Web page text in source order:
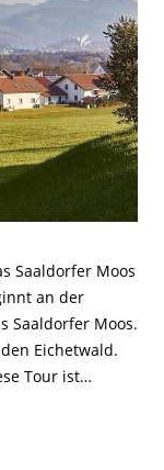
Saaldorfer Moos
an der
Saaldorfer Moos.
Eichetwald.
Tour ist…